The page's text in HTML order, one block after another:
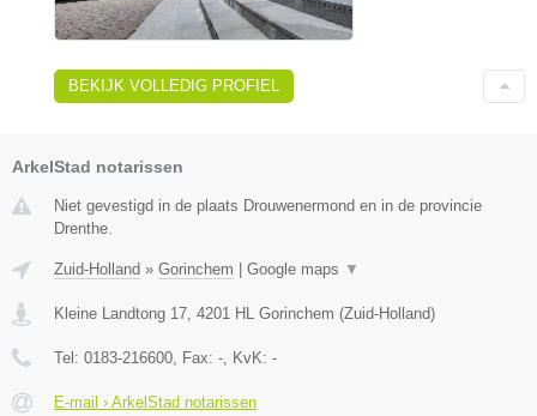
BEKIJK VOLLEDIG PROFIEL
ArkelStad notarissen
Niet gevestigd in de plaats Drouwenermond en in de provincie
Drenthe.
Zuid-Holland » Gorinchem | Google maps ▼
Kleine Landtong 17 4201 HL Gorinchem (Zuid-Holland)
Tel: 0183-216600 , Fax: - , KvK: -
E-mail › ArkelStad notarissen